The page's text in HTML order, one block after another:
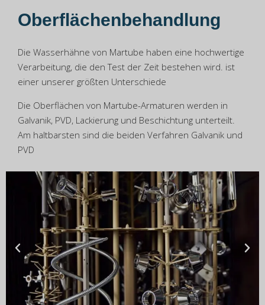
Oberflächenbehandlung
Die Wasserhähne von Martube haben eine hochwertige
Verarbeitung, die den Test der Zeit bestehen wird. ist
einer unserer größten Unterschiede
Die Oberflächen von Martube-Armaturen werden in
Galvanik, PVD, Lackierung und Beschichtung unterteilt.
Am haltbarsten sind die beiden Verfahren Galvanik und
PVD